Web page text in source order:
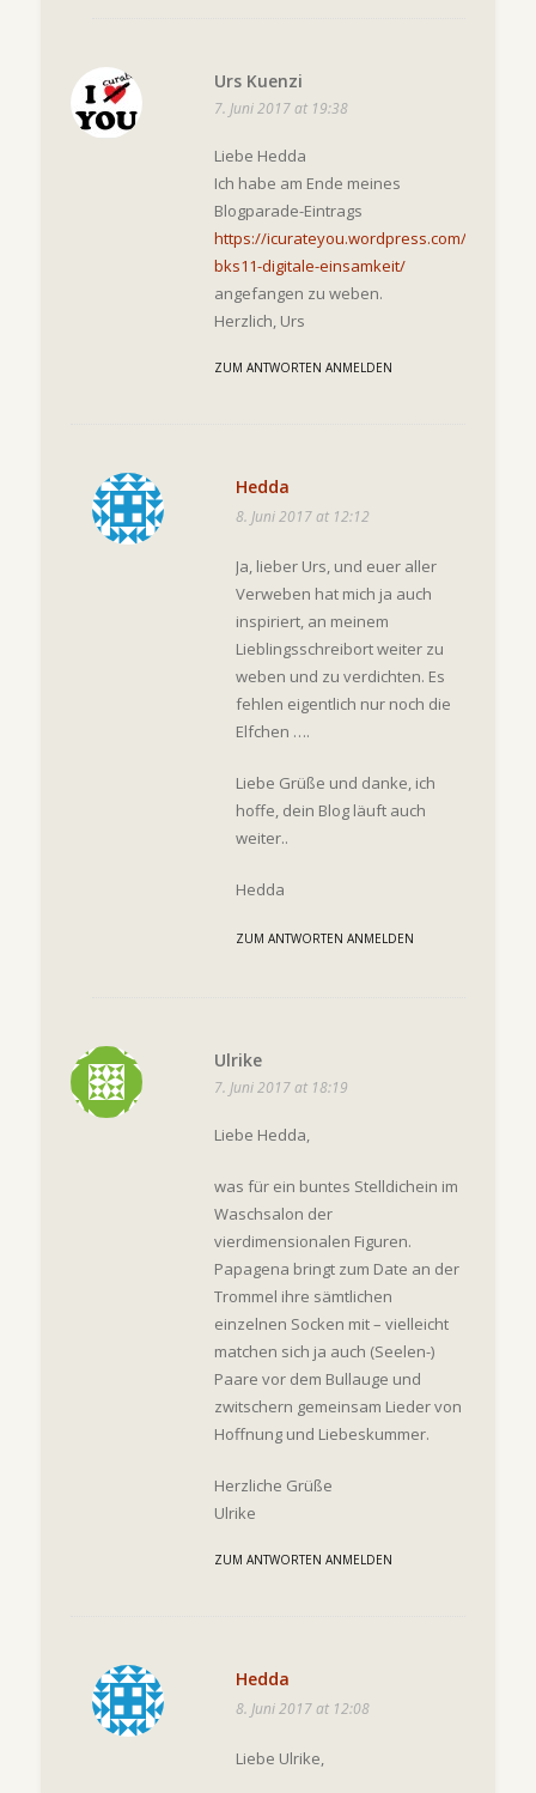
Urs Kuenzi
7. Juni 2017 at 19:38
Liebe Hedda
Ich habe am Ende meines
Blogparade-Eintrags
https://icurateyou.wordpress.com/2017/06/
bks11-digitale-einsamkeit/
angefangen zu weben.
Herzlich, Urs
ZUM ANTWORTEN ANMELDEN
Hedda
8. Juni 2017 at 12:12
Ja, lieber Urs, und euer aller
Verweben hat mich ja auch
inspiriert, an meinem
Lieblingsschreibort weiter zu
weben und zu verdichten. Es
fehlen eigentlich nur noch die
Elfchen ….
Liebe Grüße und danke, ich
hoffe, dein Blog läuft auch
weiter..
Hedda
ZUM ANTWORTEN ANMELDEN
Ulrike
7. Juni 2017 at 18:19
Liebe Hedda,
was für ein buntes Stelldichein im
Waschsalon der
vierdimensionalen Figuren.
Papagena bringt zum Date an der
Trommel ihre sämtlichen
einzelnen Socken mit – vielleicht
matchen sich ja auch (Seelen-)
Paare vor dem Bullauge und
zwitschern gemeinsam Lieder von
Hoffnung und Liebeskummer.
Herzliche Grüße
Ulrike
ZUM ANTWORTEN ANMELDEN
Hedda
8. Juni 2017 at 12:08
Liebe Ulrike,